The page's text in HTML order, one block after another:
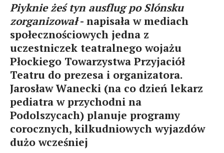
Piyknie żeś tyn ausflug po Slónsku
zorganizował- napisała w mediach
społecznościowych jedna z
uczestniczek teatralnego wojażu
Płockiego Towarzystwa Przyjaciół
Teatru do prezesa i organizatora.
Jarosław Wanecki (na co dzień lekarz
pediatra w przychodni na
Podolszycach) planuje programy
corocznych, kilkudniowych wyjazdów
dużo wcześniej